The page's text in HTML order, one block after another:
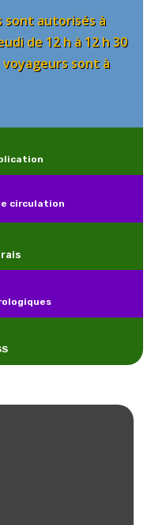
sont autorisés à
de 12 h à 12 h 30
sont à
circulation
(opens in a new tab)